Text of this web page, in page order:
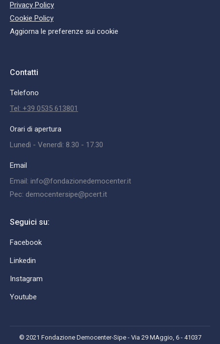
Privacy Policy
Cookie Policy
Aggiorna le preferenze sui cookie
Contatti
Telefono
Tel: +39 0535 613801
Orari di apertura
Lunedì - Venerdì: 8.30 - 17.30
Email
Email: info@fondazionedemocenter.it
Pec: democentersipe@pcert.it
Seguici su:
Facebook
Linkedin
Instagram
Youtube
© 2021 Fondazione Democenter-Sipe - Via 29 MAggio, 6 - 41037